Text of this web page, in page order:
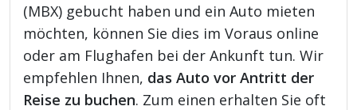
(MBX) gebucht haben und ein Auto mieten
möchten, können Sie dies im Voraus online
oder am Flughafen bei der Ankunft tun. Wir
empfehlen Ihnen, das Auto vor Antritt der
Reise zu buchen. Zum einen erhalten Sie oft